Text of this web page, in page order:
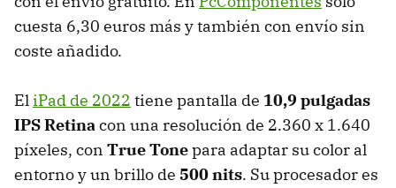
cuesta 6,30 euros más y también con envío sin
coste añadido.
EliPad de 2022 tiene pantalla de 10,9 pulgadas
IPS Retinacon una resolución de 2.360 x 1.640
píxeles, con True Tonepara adaptar su color al
entorno y un brillo de 500 nits. Su procesador es